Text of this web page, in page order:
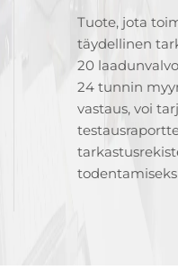
Tuote, jota
täydellinen
20
24 tunnin
vastaus, voi